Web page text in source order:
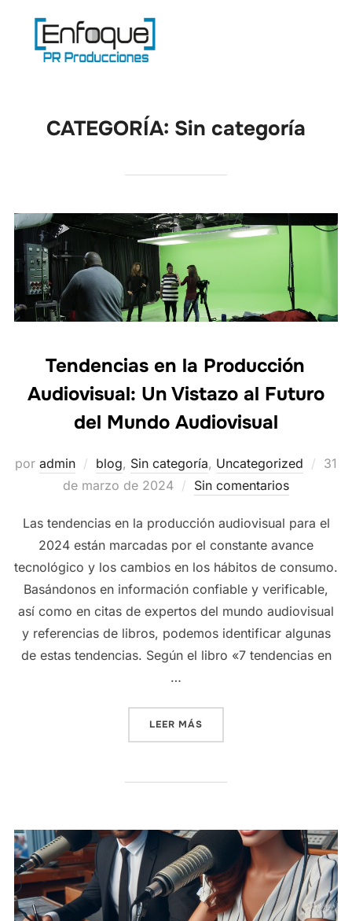
contenido
CATEGORÍA: Sin categoría
Tendencias en la Producción
Audiovisual: Un Vistazo al Futuro
del Mundo Audiovisual
por admin blog, Sin categoría, Uncategorized
31
de marzo de 2024
Sin comentarios
Las tendencias en la producción audiovisual para el
2024 están marcadas por el constante avance
tecnológico y los cambios en los hábitos de consumo.
Basándonos en información confiable y verificable,
así como en citas de expertos del mundo audiovisual
y referencias de libros, podemos identificar algunas
de estas tendencias. Según el libro «7 tendencias en
…
LEER MÁS